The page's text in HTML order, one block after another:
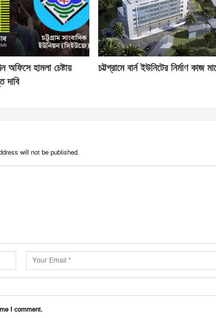
অফিসে হামলা চেষ্টায়
দাবি
চট্টগ্রামে বার্ন ইউনিটের নির্মাণ কাজ
will not be published.
I comment.